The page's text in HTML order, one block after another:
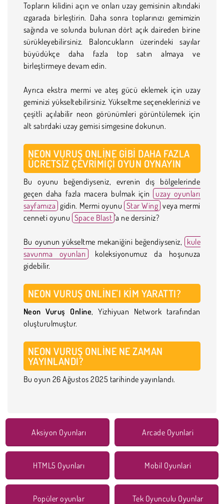
Topların kilidini açın ve onları uzay gemisinin altındaki
ızgarada birleştirin. Daha sonra toplarınızı gemimizin
sağında ve solunda bulunan dört açık daireden birine
sürükleyebilirsiniz. Baloncukların üzerindeki sayılar
büyüdükçe daha fazla top satın almaya ve
birleştirmeye devam edin.
Ayrıca ekstra mermi ve ateş gücü eklemek için uzay
geminizi yükseltebilirsiniz. Yükseltme seçeneklerinizi ve
çeşitli açılabilir neon görünümleri görüntülemek için
alt satırdaki uzay gemisi simgesine dokunun.
NEON VURUŞ ONLINE GIBI DAHA FAZLA
ÜCRETSIZ ÇEVRIMIÇI OYUN OYNAYIN
Bu oyunu beğendiyseniz, evrenin dış bölgelerinde
geçen daha fazla macera bulmak için uzay oyunları
sayfamıza gidin. Mermi oyunu Star Wing veya mermi
cenneti oyunu Space Blast 'a ne dersiniz?
Bu oyunun yükseltme mekaniğini beğendiyseniz, kule
savunma oyunları koleksiyonumuz da hoşunuza
gidebilir.
NEON VURUŞ ONLINE'I KIM YARATTI?
Neon Vuruş Online, Yizhiyuan Network tarafından
oluşturulmuştur.
NEON VURUŞ ONLINE NE ZAMAN
YAYINLANDI?
Bu oyun 26 Ağustos 2025 tarihinde yayınlandı.
Aksiyon Oyunları Arcade Oyunlari
HTML5 Oyunları Mobil Oyunlari
Popüler oyunlar Tek Oyunculu Oyunlar